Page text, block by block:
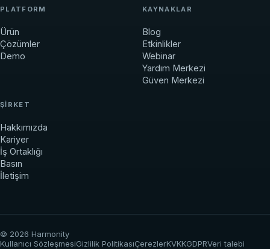
PLATFORM
Ürün
Çözümler
Demo
KAYNAKLAR
Blog
Etkinlikler
Webinar
Yardım Merkezi
Güven Merkezi
ŞIRKET
Hakkımızda
Kariyer
İş Ortaklığı
Basın
İletişim
© 2026 Harmonity
Kullanıcı SözleşmesiGizlilik PolitikasıÇerezlerKVKKGDPRVeri talebi